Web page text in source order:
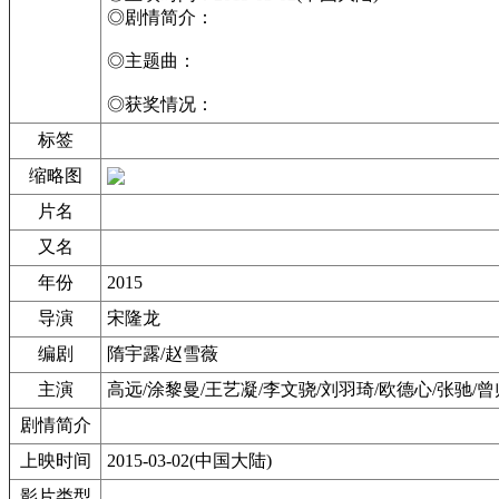
◎剧情简介：
◎主题曲：
◎获奖情况：
标签
缩略图
片名
又名
年份
2015
导演
宋隆龙
编剧
隋宇露/赵雪薇
主演
高远/涂黎曼/王艺凝/李文骁/刘羽琦/欧德心/张驰/曾
剧情简介
上映时间
2015-03-02(中国大陆)